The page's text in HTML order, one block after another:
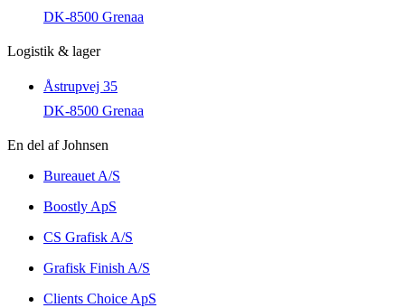
DK-8500 Grenaa
Logistik & lager
Åstrupvej 35
DK-8500 Grenaa
En del af Johnsen
Bureauet A/S
Boostly ApS
CS Grafisk A/S
Grafisk Finish A/S
Clients Choice ApS